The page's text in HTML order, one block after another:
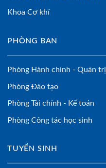
Khoa Cơ khí
PHÒNG BAN
Phòng Hành chính - Quản trị
Phòng Đào tạo
Phòng Tài chính - Kế toán
Phòng Công tác học sinh
TUYỂN SINH